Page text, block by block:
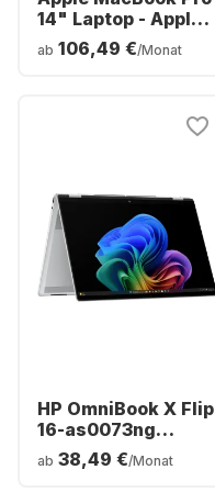
14" Laptop - Apple
M5 Pro - 24 GB - 1
TB SSD - Apple 16-
ab 106,49 €/Monat
HP OmniBook X Flip
16-as0073ng
Laptop - Intel®
Core™ Ultra 7-
ab 38,49 €/Monat